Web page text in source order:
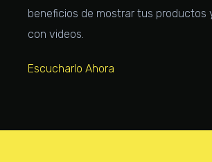
beneficios de mostrar tus productos
con videos.
Escucharlo Ahora